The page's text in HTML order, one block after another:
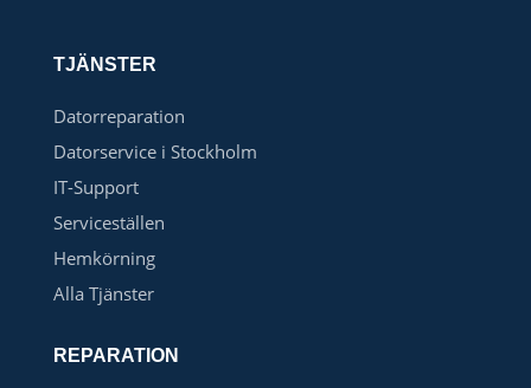
TJÄNSTER
Datorreparation
Datorservice i Stockholm
IT-Support
Serviceställen
Hemkörning
Alla Tjänster
REPARATION